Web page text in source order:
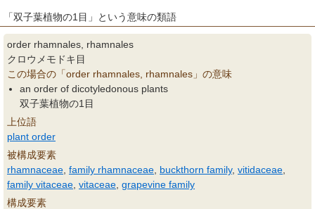
「双子葉植物の1目」という意味の類語
order rhamnales, rhamnales
クロウメモドキ目
この場合の「order rhamnales, rhamnales」の意味
an order of dicotyledonous plants
双子葉植物の1目
上位語
plant order
被構成要素
rhamnaceae family rhamnaceae buckthorn family, vitidaceae
family vitaceae vitaceae grapevine family
構成要素